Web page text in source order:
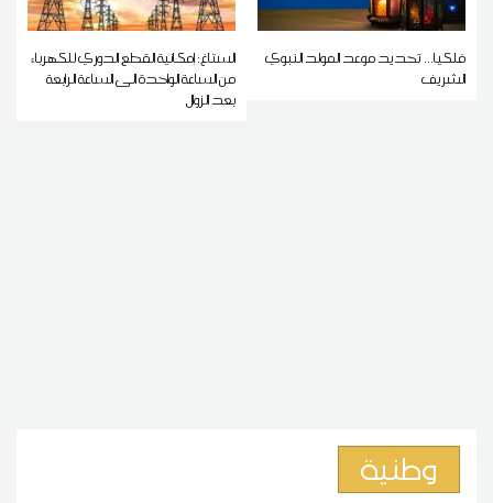
فلكيا... تحديد موعد المولد النبوي
الشريف
الستاغ: إمكانية القطع الدوري للكهرباء
من الساعة الواحدة الى الساعة الرابعة
بعد الزوال
وطنية